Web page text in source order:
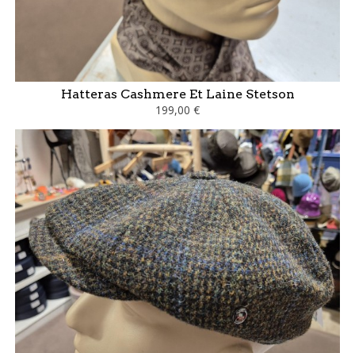
Hatteras Cashmere Et Laine Stetson
199,00 €